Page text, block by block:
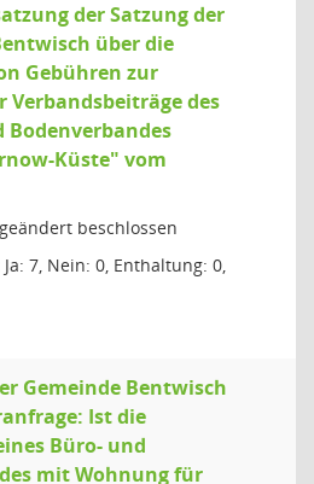
der Satzung der
über die
Gebühren zur
Verbandsbeiträge des
Bodenverbandes
Küste" vom
beschlossen
Ja: 7, Nein: 0, Enthaltung: 0,
Gemeinde Bentwisch
Ist die
Büro- und
mit Wohnung für